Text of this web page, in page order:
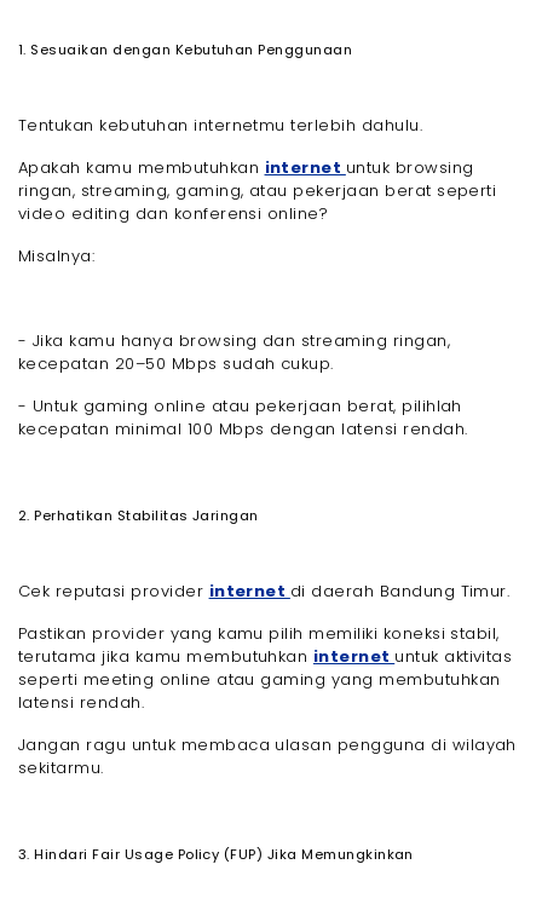
1. Sesuaikan dengan Kebutuhan Penggunaan
Tentukan kebutuhan internetmu terlebih dahulu.
Apakah kamu membutuhkan internet untuk browsing
ringan, streaming, gaming, atau pekerjaan berat seperti
video editing dan konferensi online?
Misalnya:
- Jika kamu hanya browsing dan streaming ringan,
kecepatan 20–50 Mbps sudah cukup.
- Untuk gaming online atau pekerjaan berat, pilihlah
kecepatan minimal 100 Mbps dengan latensi rendah.
2. Perhatikan Stabilitas Jaringan
Cek reputasi provider internet di daerah Bandung Timur.
Pastikan provider yang kamu pilih memiliki koneksi stabil,
terutama jika kamu membutuhkan internet untuk aktivitas
seperti meeting online atau gaming yang membutuhkan
latensi rendah.
Jangan ragu untuk membaca ulasan pengguna di wilayah
sekitarmu.
3. Hindari Fair Usage Policy (FUP) Jika Memungkinkan